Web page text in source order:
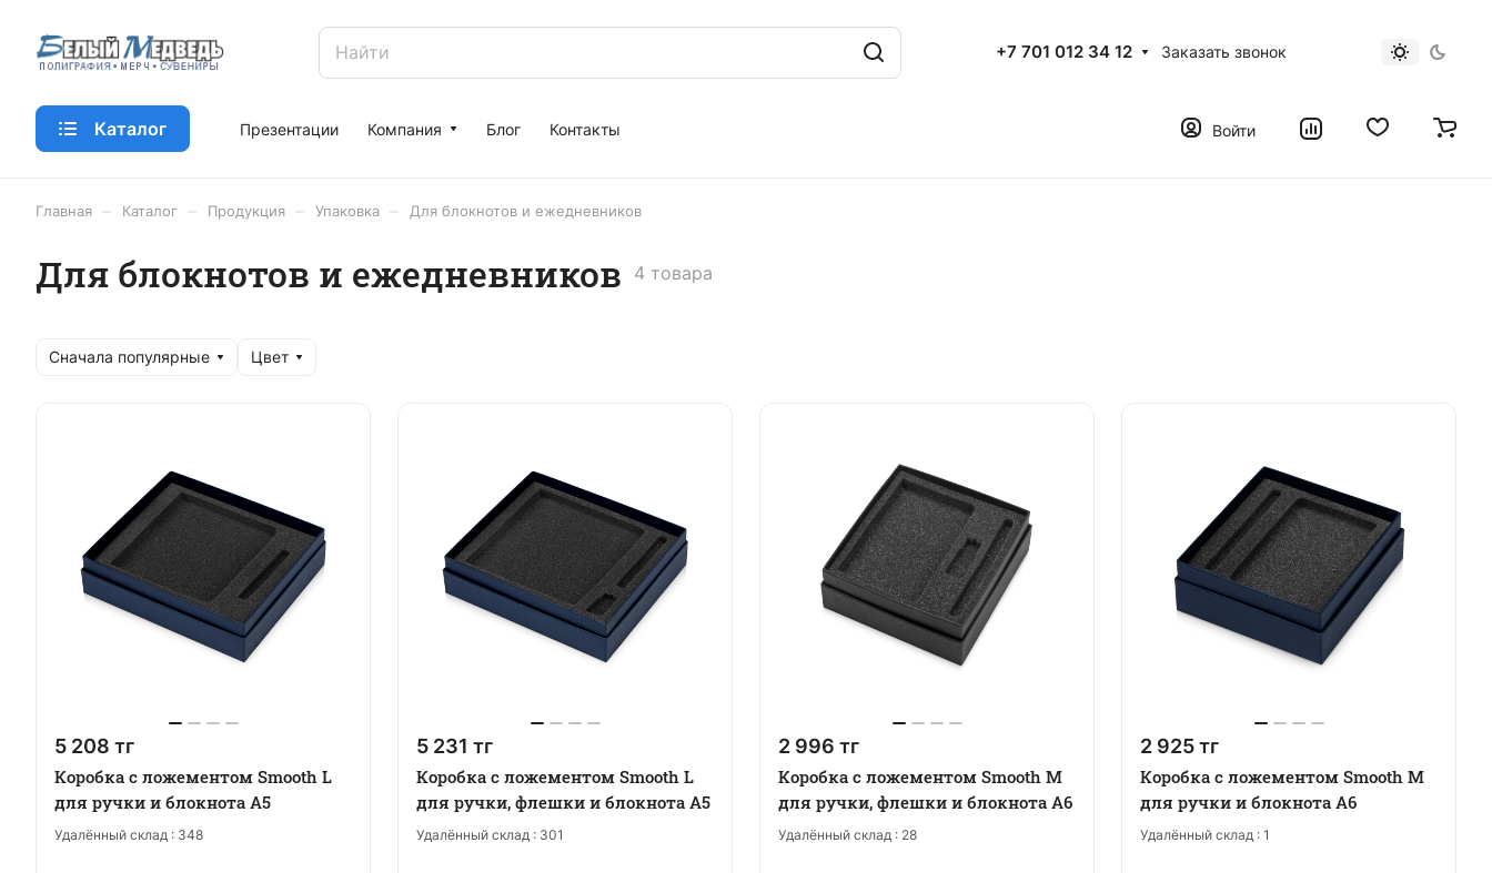
+7 701 012 34 12 Заказать звонок
Каталог Презентации Компания Блог Контакты Войти
Главная Каталог Продукция Упаковка Для блокнотов и ежедневников
Для блокнотов и ежедневников 4 товара
Сначала популярные Цвет
5 208 тг
Коробка с ложементом Smooth L
для ручки и блокнота А5
Удалённый склад : 348
5 231 тг
Коробка с ложементом Smooth L
для ручки, флешки и блокнота А5
Удалённый склад : 301
2 996 тг
Коробка с ложементом Smooth M
для ручки, флешки и блокнота А6
Удалённый склад : 28
2 925 тг
Коробка с ложементом Smooth M
для ручки и блокнота А6
Удалённый склад : 1